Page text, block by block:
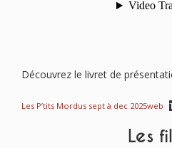
Découvrez le livret de
Les P’tits Mordus sept à dec 2025web
Les